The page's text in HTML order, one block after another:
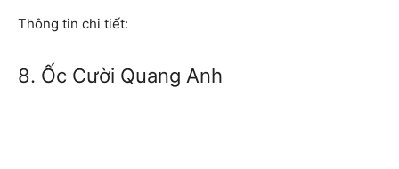
Thông tin chi tiết:
8. Ốc Cười Quang Anh